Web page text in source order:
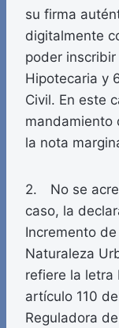
su firma
digitalmente
poder
Hipotecaria y
Civil. En este
mandamiento
la nota
2. No se
caso, la
Incremento
Naturaleza
refiere la
artículo 110
Reguladora